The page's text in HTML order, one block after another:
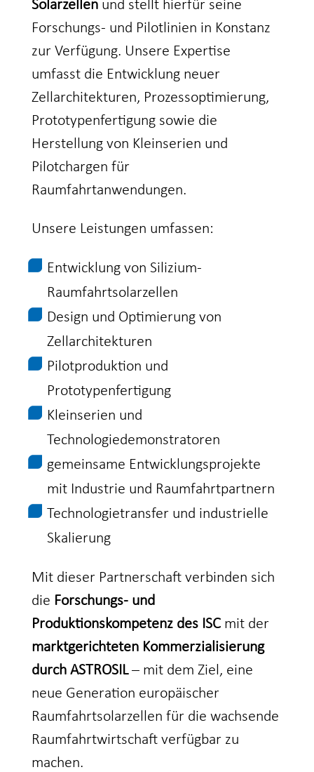
Solarzellenund stellt hierfür seine
Forschungs- und Pilotlinien in Konstanz
zur Verfügung. Unsere Expertise
umfasst die Entwicklung neuer
Zellarchitekturen, Prozessoptimierung,
Prototypenfertigung sowie die
Herstellung von Kleinserien und
Pilotchargen für
Raumfahrtanwendungen.
Unsere Leistungen umfassen:
Entwicklung von Silizium-
Raumfahrtsolarzellen
Design und Optimierung von
Zellarchitekturen
Pilotproduktion und
Prototypenfertigung
Kleinserien und
Technologiedemonstratoren
gemeinsame Entwicklungsprojekte
mit Industrie und Raumfahrtpartnern
Technologietransfer und industrielle
Skalierung
Mit dieser Partnerschaft verbinden sich
die Forschungs- und
Produktionskompetenz des ISCmit der
marktgerichteten Kommerzialisierung
durch ASTROSIL– mit dem Ziel, eine
neue Generation europäischer
Raumfahrtsolarzellen für die wachsende
Raumfahrtwirtschaft verfügbar zu
machen.